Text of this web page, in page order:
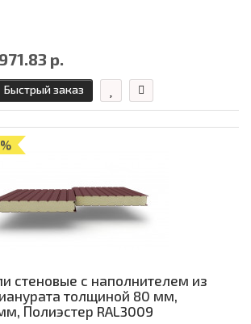
р.
Быстрый заказ
стеновые с наполнителем из
толщиной 80 мм,
Полиэстер RAL3009